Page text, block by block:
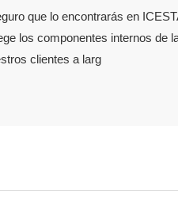
que lo encontrarás en
los componentes internos de
clientes a larg